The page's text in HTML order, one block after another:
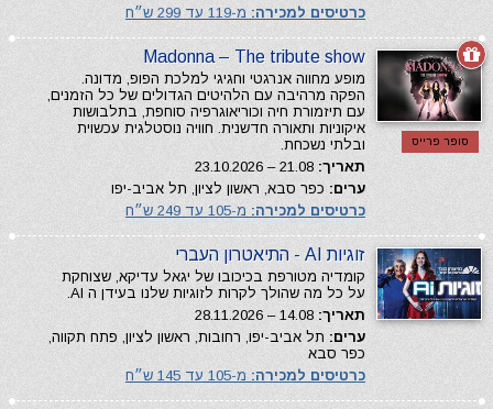
כרטיסים למכירה: מ-119 עד 299 ש״ח
סופר פרייס
Madonna – The tribute show
מופע מחווה אנרגטי וחגיגי למלכת הפופ, מדונה.
הפקה מרהיבה עם הלהיטים הגדולים של כל הזמנים,
עם תיזמורת חיה וכוריאוגרפיה סוחפת, בתלבושות
איקוניות ותאורה חדשנית. חוויה נוסטלגית עכשוית
ובלתי נשכחת.
תאריך:
ערים: כפר סבא, ראשון לציון, תל אביב-יפו
כרטיסים למכירה: מ-105 עד 249 ש״ח
זוגיות AI - התיאטרון העברי
קומדיה מטורפת בכיכובו של יגאל עדיקא, שצוחקת
על כל מה שהולך לקרות לזוגיות שלנו בעידן ה AI.
תאריך:
ערים: תל אביב-יפו, רחובות, ראשון לציון, פתח תקווה,
כפר סבא
כרטיסים למכירה: מ-105 עד 145 ש״ח